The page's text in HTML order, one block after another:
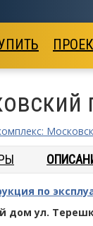
по
дом ул.